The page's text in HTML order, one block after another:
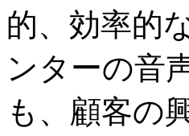
的、効率的
ンターの音
も、顧客の